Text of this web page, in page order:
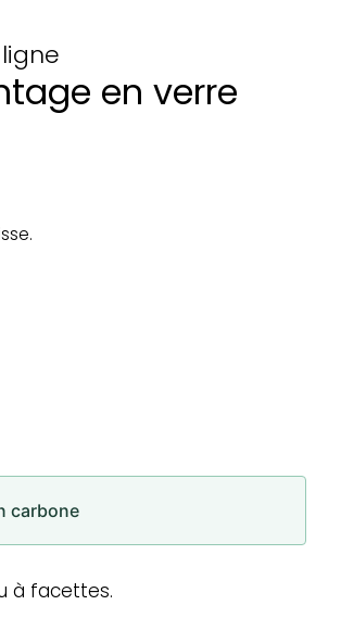
en verre
carbone
à facettes.